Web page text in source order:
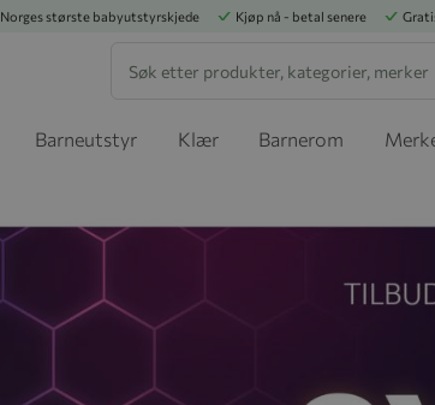
Norges største babyutstyrskjede Kjøp nå - betal senere
Barneutstyr Klær Barnerom